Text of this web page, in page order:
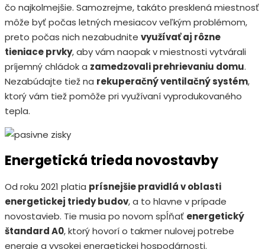
čo najkolmejšie. Samozrejme, takáto presklená miestnosť
môže byť počas letných mesiacov veľkým problémom,
preto počas nich nezabudnite využívať aj rôzne
tieniace prvky, aby vám naopak v miestnosti vytvárali
príjemný chládok a zamedzovali prehrievaniu domu.
Nezabúdajte tiež na rekuperačný ventilačný systém,
ktorý vám tiež pomôže pri využívaní vyprodukovaného
tepla.
Energetická trieda novostavby
Od roku 2021 platia prísnejšie pravidlá v oblasti
energetickej triedy budov, a to hlavne v prípade
novostavieb. Tie musia po novom spĺňať energetický
štandard A0, ktorý hovorí o takmer nulovej potrebe
energie a vysokej energetickej hospodárnosti.